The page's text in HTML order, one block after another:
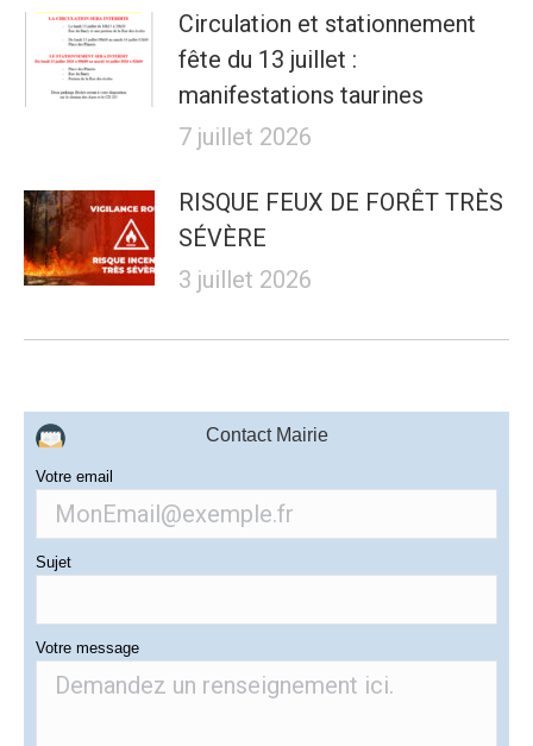
Circulation et stationnement
fête du 13 juillet :
manifestations taurines
7 juillet 2026
RISQUE FEUX DE FORÊT TRÈS
SÉVÈRE
3 juillet 2026
Contact Mairie
Votre email
Sujet
Votre message